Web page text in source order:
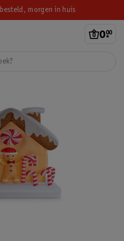
morgen in huis
0.
00